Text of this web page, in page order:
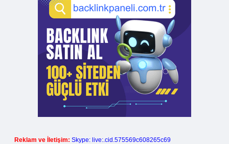
Reklam ve İletişim: Skype: live:.cid.575569c608265c69